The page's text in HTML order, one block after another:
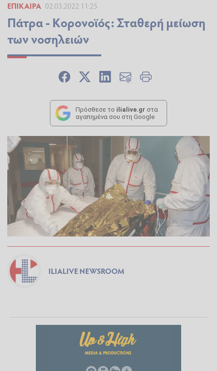
ΕΠΊΚΑΙΡΑ 02.03.2022 11:25
Πάτρα - Kορονοϊός: Σταθερή μείωση
των νοσηλειών
Πρόσθεσε το ilialive.gr στα
αγαπημένα σου στη Google
ILIALIVE NEWSROOM